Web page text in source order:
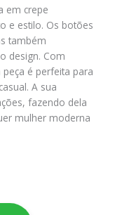
em crepe
e estilo. Os botões
também
design. Com
é perfeita para
A sua
fazendo dela
mulher moderna